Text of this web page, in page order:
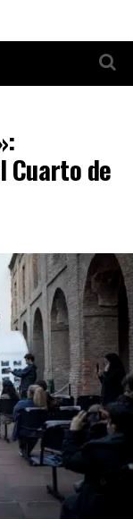
Cuarto de